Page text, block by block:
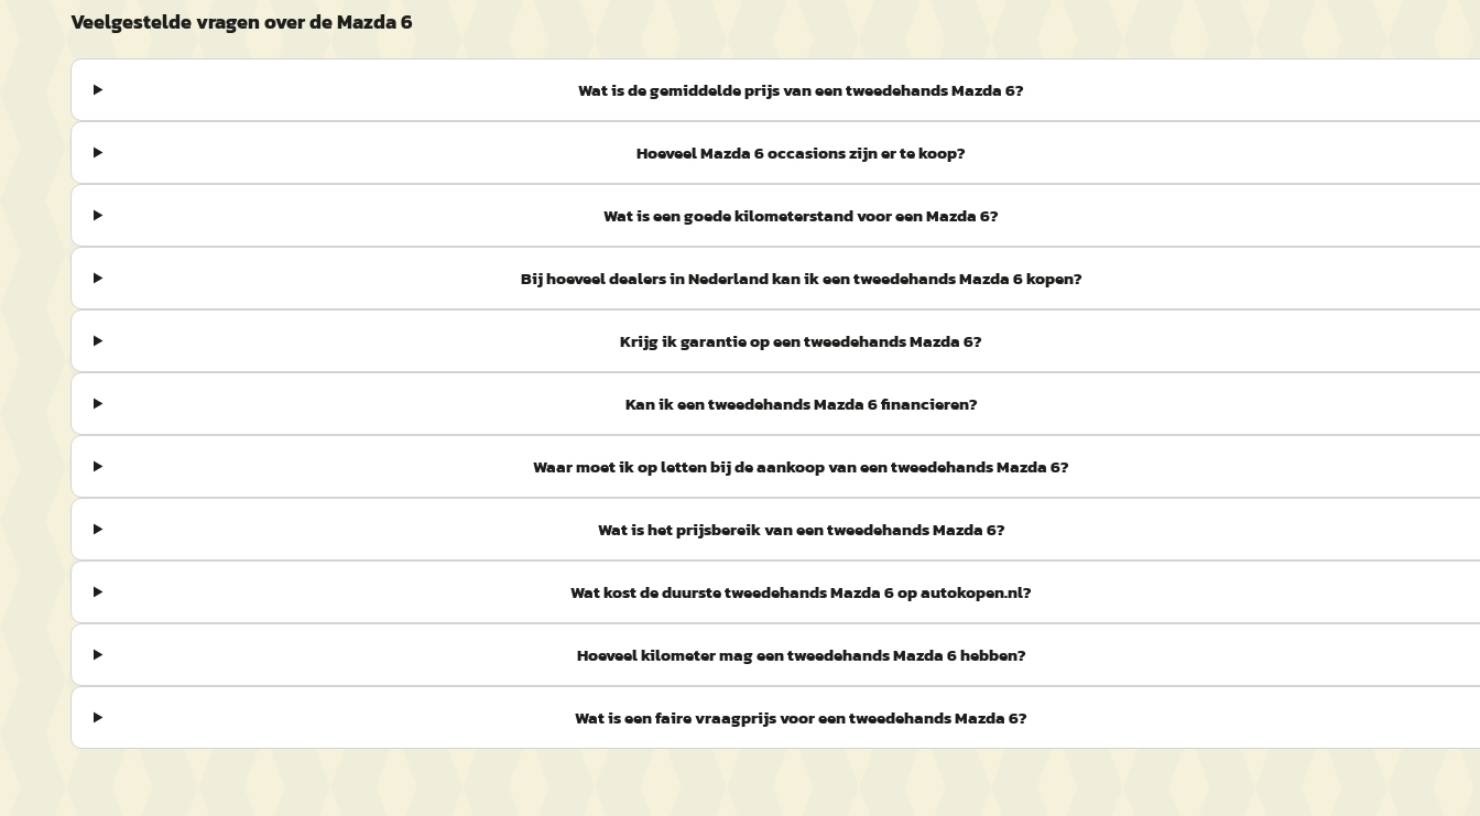
Veelgestelde vragen over de Mazda 6
Wat is de gemiddelde prijs van een tweedehands Mazda 6?
Hoeveel Mazda 6 occasions zijn er te koop?
Wat is een goede kilometerstand voor een Mazda 6?
Bij hoeveel dealers in Nederland kan ik een tweedehands Mazda 6 kopen?
Krijg ik garantie op een tweedehands Mazda 6?
Kan ik een tweedehands Mazda 6 financieren?
Waar moet ik op letten bij de aankoop van een tweedehands Mazda 6?
Wat is het prijsbereik van een tweedehands Mazda 6?
Wat kost de duurste tweedehands Mazda 6 op autokopen.nl?
Hoeveel kilometer mag een tweedehands Mazda 6 hebben?
Wat is een faire vraagprijs voor een tweedehands Mazda 6?